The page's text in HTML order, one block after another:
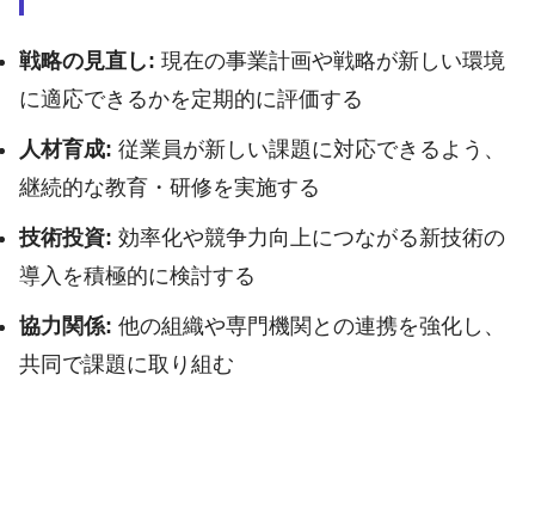
戦略の見直し: 現在の事業計画や戦略が新しい環境
に適応できるかを定期的に評価する
人材育成: 従業員が新しい課題に対応できるよう、
継続的な教育・研修を実施する
技術投資: 効率化や競争力向上につながる新技術の
導入を積極的に検討する
協力関係: 他の組織や専門機関との連携を強化し、
共同で課題に取り組む